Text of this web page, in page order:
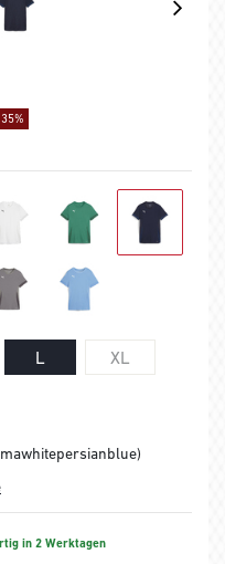
L XL
in 2 Werktagen